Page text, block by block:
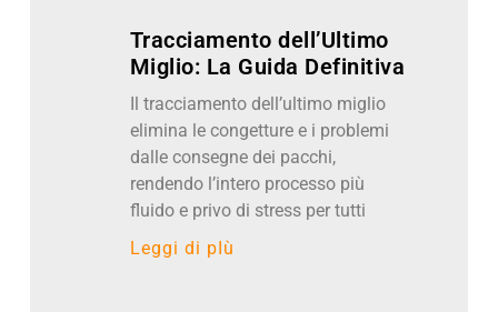
Tracciamento dell’Ultimo
Miglio: La Guida Definitiva
Il tracciamento dell’ultimo miglio
elimina le congetture e i problemi
dalle consegne dei pacchi,
rendendo l’intero processo più
fluido e privo di stress per tutti
Leggi di pIù